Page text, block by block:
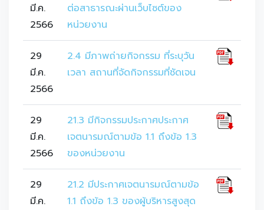
มี.ค.
2566
ต่อสาธารณะผ่านเว็บไซต์ของ
หน่วยงาน
29
มี.ค.
2566
2.4 มีภาพถ่ายกิจกรรม ที่ระบุวัน
เวลา สถานที่จัดกิจกรรมที่ชัดเจน
29
มี.ค.
2566
21.3 มีกิจกรรมประกาศประกาศ
เจตนารมณ์ตามข้อ 1.1 ถึงข้อ 1.3
ของหน่วยงาน
29
มี.ค.
21.2 มีประกาศเจตนารมณ์ตามข้อ
1.1 ถึงข้อ 1.3 ของผู้บริหารสูงสุด